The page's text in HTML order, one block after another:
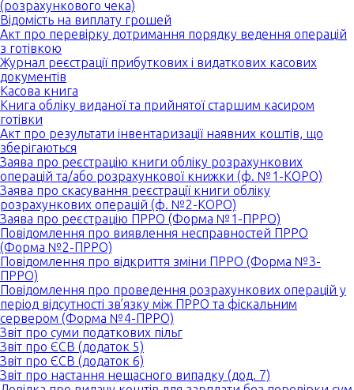
(розрахункового чека)
Відомість на виплату грошей
Акт про перевірку дотримання порядку ведення операцій
з готівкою
Журнал реєстрації прибуткових і видаткових касових
документів
Касова книга
Книга обліку виданої та прийнятої старшим касиром
готівки
Акт про результати інвентаризації наявних коштів, що
зберігаються
Заява про реєстрацію книги обліку розрахункових
операцій та/або розрахункової книжки (ф. №1-КОРО)
Заява про скасування реєстрації книги обліку
розрахункових операцій (ф. №2-КОРО)
Заява про реєстрацію ПРРО (Форма №1-ПРРО)
Повідомлення про виявлення несправностей ПРРО
(Форма №2-ПРРО)
Повідомлення про відкриття зміни ПРРО (Форма №3-
ПРРО)
Повідомлення про проведення розрахункових операцій у
період відсутності зв’язку між ПРРО та фіскальним
сервером (Форма №4-ПРРО)
Звіт про суми податкових пільг
Звіт про ЄСВ (додаток 5)
Звіт про ЄСВ (додаток 6)
Звіт про настання нещасного випадку (дод. 7)